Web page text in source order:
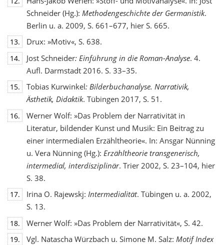
Schneider (Hg.): Methodengeschichte der Germanistik.
Berlin u. a. 2009, S. 661–677, hier S. 665.
13. Drux: »Motiv«, S. 638.
14. Jost Schneider: Einführung in die Roman-Analyse. 4.
Aufl. Darmstadt 2016. S. 33–35.
15. Tobias Kurwinkel: Bilderbuchanalyse. Narrativik,
Ästhetik, Didaktik. Tübingen 2017, S. 51.
16.
Werner Wolf: »Das Problem der Narrativität in
Literatur, bildender Kunst und Musik: Ein Beitrag zu
einer intermedialen Erzähltheorie«. In: Ansgar Nünning
u. Vera Nünning (Hg.): Erzähltheorie transgenerisch,
intermedial, interdisziplinär. Trier 2002, S. 23–104, hier
S. 38.
17. Irina O. Rajewskj: Intermedialität. Tübingen u. a. 2002,
S. 13.
18. Werner Wolf: »Das Problem der Narrativität«, S. 42.
19. Vgl. Natascha Würzbach u. Simone M. Salz: Motif Index